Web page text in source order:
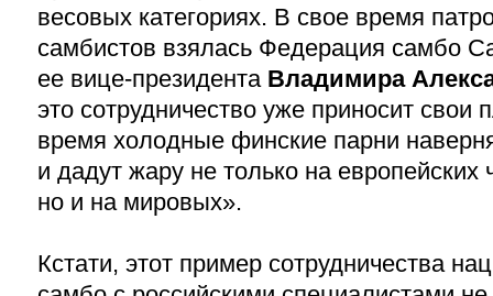
весовых категориях. В свое время
самбистов взялась Федерация самбо
ее вице-президента Владимира
это сотрудничество уже приносит
время холодные финские парни
и дадут жару не только на европейских
но и на мировых».
Кстати, этот пример сотрудничества